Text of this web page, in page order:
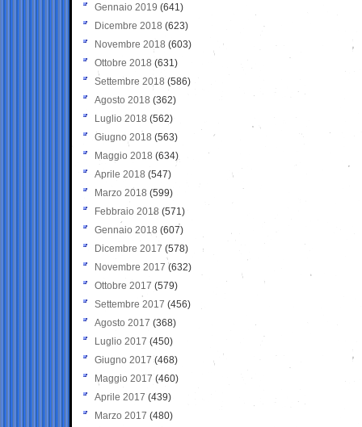
Gennaio 2019 (641)
Dicembre 2018 (623)
Novembre 2018 (603)
Ottobre 2018 (631)
Settembre 2018 (586)
Agosto 2018 (362)
Luglio 2018 (562)
Giugno 2018 (563)
Maggio 2018 (634)
Aprile 2018 (547)
Marzo 2018 (599)
Febbraio 2018 (571)
Gennaio 2018 (607)
Dicembre 2017 (578)
Novembre 2017 (632)
Ottobre 2017 (579)
Settembre 2017 (456)
Agosto 2017 (368)
Luglio 2017 (450)
Giugno 2017 (468)
Maggio 2017 (460)
Aprile 2017 (439)
Marzo 2017 (480)